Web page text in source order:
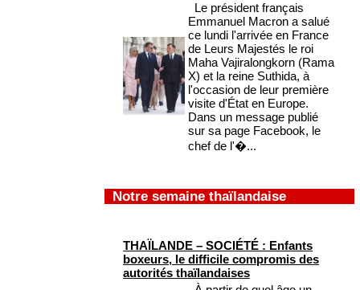
Le président français
Emmanuel Macron a salué
ce lundi l'arrivée en France
de Leurs Majestés le roi
Maha Vajiralongkorn (Rama
X) et la reine Suthida, à
l'occasion de leur première
visite d'État en Europe.
Dans un message publié
sur sa page Facebook, le
chef de l'�...
Notre semaine thaïlandaise
THAÏLANDE – SOCIÉTÉ : Enfants
boxeurs, le difficile compromis des
autorités thaïlandaises